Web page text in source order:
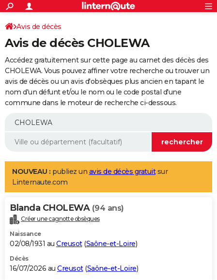
ACTUALITÉS
Politique
Société
Faits Divers
Education
Monde
Villes
+
SPORT
Coupe du monde 2026
Football
Tennis
Cyclisme
Rugby
Forum
Programme TV
TNT
Streaming
Cinéma
Sorties cinéma
Musique
+
FINANCE
Retraite
Epargne
Immobilier
Risques naturels par ville
Banque
Assurance
AUTO
Essais
Réserver un essai
Citadines
Berlines
SUV
Forum auto
+
Mobiles
Meilleur smartphone
Internet
Ordinateurs
Jeux vidéo
Guide high-tech
Aménagement intérieur
LIFESTYLE
Art de vivre
Bien-être
Loisirs
Mode
Modes de vie
Alimentation
Guide de la santé
Maladies
Médicaments
Sommeil
VOYAGE
Destinations
City break
Voyage nature
Voyage de noces
Forum
Climat
+PHOTO
GUIDES D'ACHAT
BONS PLANS
Avis de décès
Avis de décès CHOLEWA
Accédez gratuitement sur cette page au carnet des décès des
CHOLEWA. Vous pouvez affiner votre recherche ou trouver un
avis de décès ou un avis d'obsèques plus ancien en tapant le
nom d'un défunt et/ou le nom ou le code postal d'une
commune dans le moteur de recherche ci-dessous.
NOUVEAU : publiez un avis de décès gratuitsur
Linternaute.com
Blanda CHOLEWA (94 ans)
Créer une cagnotte obsèques
Naissance
02/08/1931 au Creusot(Saône-et-Loire)
Décès
16/07/2026 au Creusot(Saône-et-Loire)